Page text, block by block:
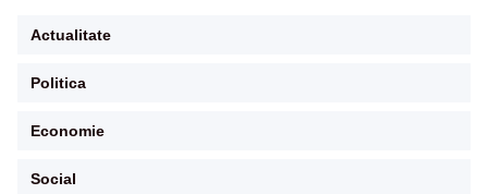
Actualitate
Politica
Economie
Social